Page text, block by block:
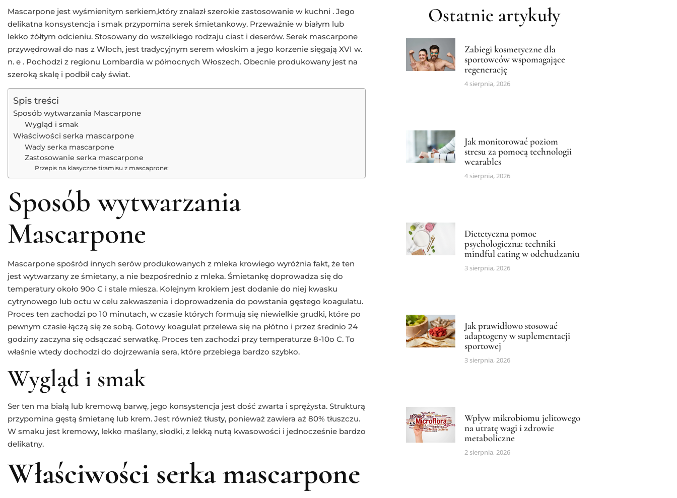
Mascarpone jest wyśmienitym serkiem,który znalazł szerokie zastosowanie w kuchni . Jego
delikatna konsystencja i smak przypomina serek śmietankowy. Przeważnie w białym lub
lekko żółtym odcieniu. Stosowany do wszelkiego rodzaju ciast i deserów. Serek mascarpone
przywędrował do nas z Włoch, jest tradycyjnym serem włoskim a jego korzenie sięgają XVI w.
n. e . Pochodzi z regionu Lombardia w północnych Włoszech. Obecnie produkowany jest na
szeroką skalę i podbił cały świat.
Spis treści
Sposób wytwarzania Mascarpone
Wygląd i smak
Właściwości serka mascarpone
Wady serka mascarpone
Zastosowanie serka mascarpone
Przepis na klasyczne tiramisu z mascaprone:
Sposób wytwarzania
Mascarpone
Mascarpone spośród innych serów produkowanych z mleka krowiego wyróżnia fakt, że ten
jest wytwarzany ze śmietany, a nie bezpośrednio z mleka. Śmietankę doprowadza się do
temperatury około 90o C i stale miesza. Kolejnym krokiem jest dodanie do niej kwasku
cytrynowego lub octu w celu zakwaszenia i doprowadzenia do powstania gęstego koagulatu.
Proces ten zachodzi po 10 minutach, w czasie których formują się niewielkie grudki, które po
pewnym czasie łączą się ze sobą. Gotowy koagulat przelewa się na płótno i przez średnio 24
godziny zaczyna się odsączać serwatkę. Proces ten zachodzi przy temperaturze 8-10o C. To
właśnie wtedy dochodzi do dojrzewania sera, które przebiega bardzo szybko.
Wygląd i smak
Ser ten ma białą lub kremową barwę, jego konsystencja jest dość zwarta i sprężysta. Strukturą
przypomina gęstą śmietanę lub krem. Jest również tłusty, ponieważ zawiera aż 80% tłuszczu.
W smaku jest kremowy, lekko maślany, słodki, z lekką nutą kwasowości i jednocześnie bardzo
delikatny.
Właściwości serka mascarpone
Ostatnie artykuły
Zabiegi kosmetyczne dla
sportowców wspomagające
regenerację
4 sierpnia, 2026
Jak monitorować poziom
stresu za pomocą technologii
wearables
4 sierpnia, 2026
Dietetyczna pomoc
psychologiczna: techniki
mindful eating w odchudzaniu
3 sierpnia, 2026
Jak prawidłowo stosować
adaptogeny w suplementacji
sportowej
3 sierpnia, 2026
Wpływ mikrobiomu jelitowego
na utratę wagi i zdrowie
metaboliczne
2 sierpnia, 2026